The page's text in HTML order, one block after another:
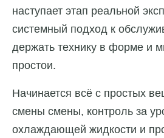
наступает этап реальной
системный подход к
держать технику в форме и
простои.
Начинается всё с простых
смены смены, контроль за
охлаждающей жидкости и